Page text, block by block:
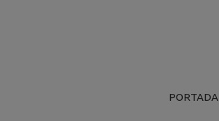
PORTADA